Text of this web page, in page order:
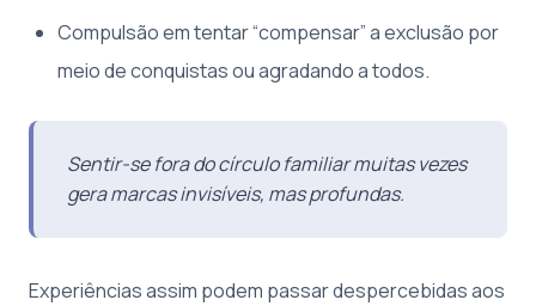
Compulsão em tentar “compensar” a exclusão por
meio de conquistas ou agradando a todos.
Sentir-se fora do círculo familiar muitas vezes
gera marcas invisíveis, mas profundas.
Experiências assim podem passar despercebidas aos